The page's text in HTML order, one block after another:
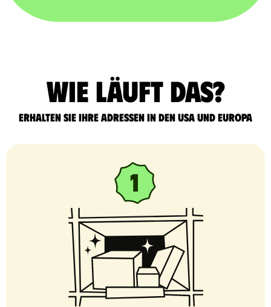
Wie läuft das?
Erhalten Sie Ihre Adressen in den USA und Europa